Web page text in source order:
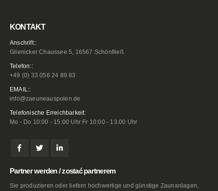
KONTAKT
Anschrift::
Glienicker Chaussee 5, 16567 Schönfließ
Telefon::
+49 (0) 33 056 24 89 83
EMAIL::
info@zaeuneauspolen.de
Telefonische Erreichbarkeit:
Mo - Do 10:00 - 15:00 Uhr Fr 10:00 - 13.00 Uhr
Partner werden / zostać partnerem
Sie produzieren oder liefern hochwertige und günstige Zaunanlagen,